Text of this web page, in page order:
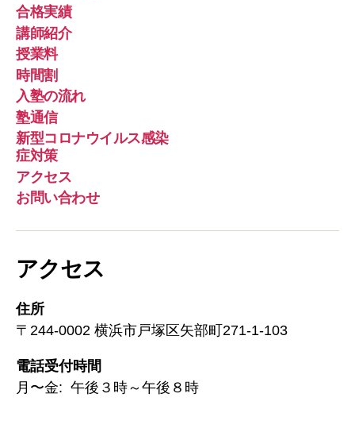
合格実績
講師紹介
授業料
時間割
入塾の流れ
塾通信
新型コロナウイルス感染
症対策
アクセス
お問い合わせ
アクセス
住所
〒244-0002 横浜市戸塚区矢部町271-1-103
電話受付時間
月〜金: 午後３時～午後８時